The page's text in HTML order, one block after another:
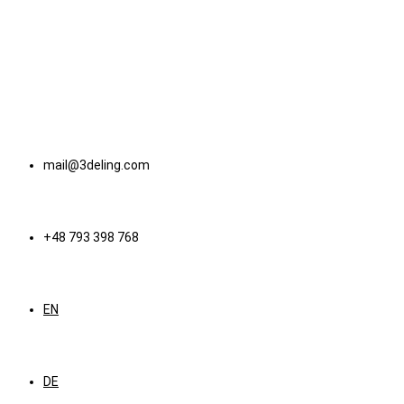
mail@3deling.com
+48 793 398 768
EN
DE